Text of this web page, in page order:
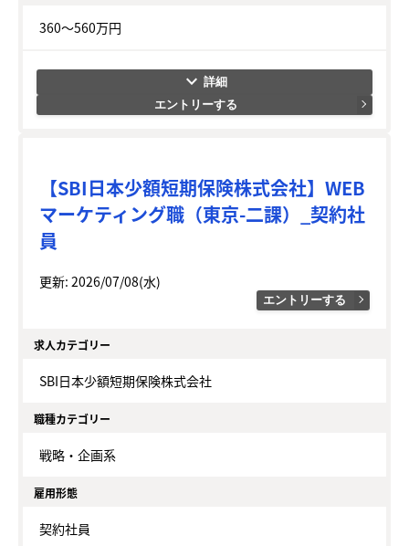
360～560万円
keyboard_arrow_down
エントリーする
【SBI日本少額短期保険株式会社】WEB
マーケティング職（東京-二課）_契約社
員
更新: 2026/07/08(水)
エントリーする
求人カテゴリー
SBI日本少額短期保険株式会社
職種カテゴリー
戦略・企画系
雇用形態
契約社員